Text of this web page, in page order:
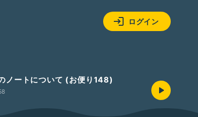
ログイン
ノートについて (お便り148)